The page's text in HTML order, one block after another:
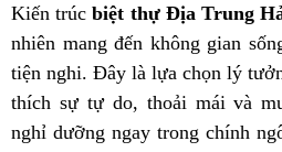
Kiến trúcbiệt thự Địa Trung
nhiên mang đến không gian
tiện nghi. Đây là lựa chọn lý
thích sự tự do, thoải mái và
nghỉ dưỡng ngay trong chính